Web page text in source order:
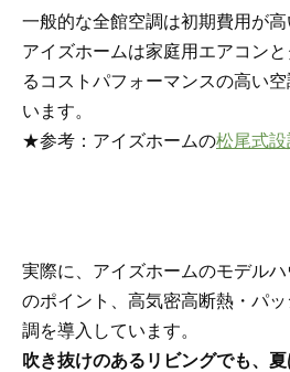
一般的な全館空調は初期費用が高
アイズホームは家庭用エアコン
るコストパフォーマンスの高い
います。
★参考：アイズホームの松尾式
実際に、アイズホームのモデル
のポイント、高気密高断熱・パ
調を導入しています。
吹き抜けのあるリビングでも、